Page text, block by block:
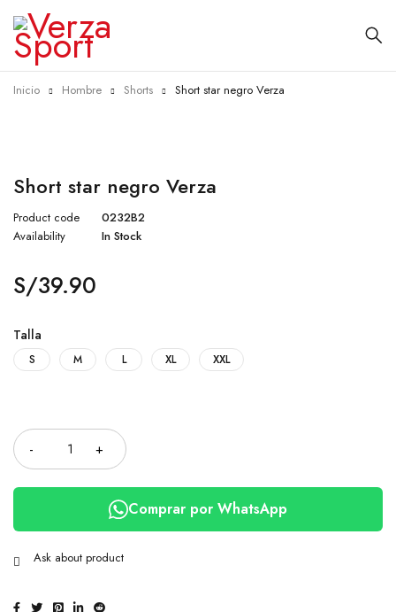
Inicio Hombre Shorts Short star negro Verza
Short star negro Verza
Product code
0232B2
Availability
In Stock
S/39.90
Talla
S M L XL XXL
Comprar por WhatsApp
Ask about product